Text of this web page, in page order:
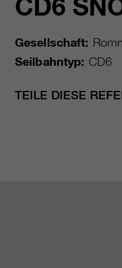
CD6
Gesellschaft:
Seilbahntyp: CD6
TEILE DIESE